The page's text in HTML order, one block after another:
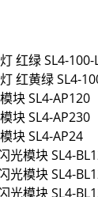
红绿SL4-100-
红黄绿SL4-
块SL4-AP120
块SL4-AP230
块SL4-AP24
光模块SL4-
光模块SL4-
光模块SL4-